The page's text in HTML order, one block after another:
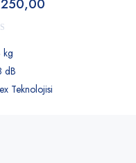
kg
dB
Teknolojisi